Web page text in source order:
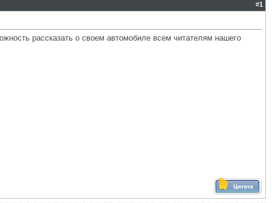
#1
рассказать о своем автомобиле всем читателям нашего